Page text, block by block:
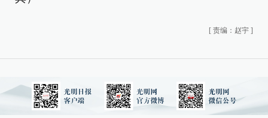
[ 责编：赵宇 ]